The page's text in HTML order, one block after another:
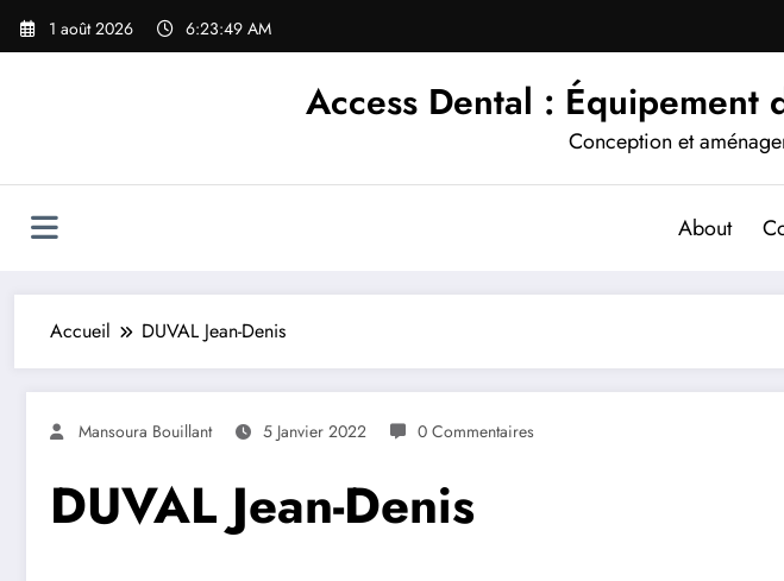
Aller
1 août 2026 6:23:49 AM
Access Dental :
Conception et
About
Accueil DUVAL Jean-Denis
Mansoura Bouillant 5 Janvier 2022 0 Commentaires
DUVAL Jean-Denis